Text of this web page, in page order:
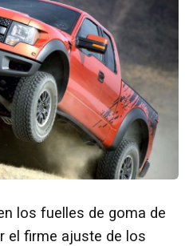
los fuelles de goma de
el firme ajuste de los